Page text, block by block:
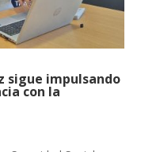
sigue impulsando
con la